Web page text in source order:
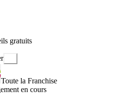
gratuits
Toute la Franchise
en cours